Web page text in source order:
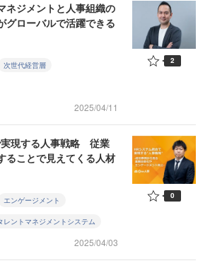
ネジメントと人事組織の
ローバルで活躍できる
次世代経営層
2025/04/11
2
実現する人事戦略 従業
ることで見えてくる人材
エンゲージメント
レントマネジメントシステム
2025/04/03
0